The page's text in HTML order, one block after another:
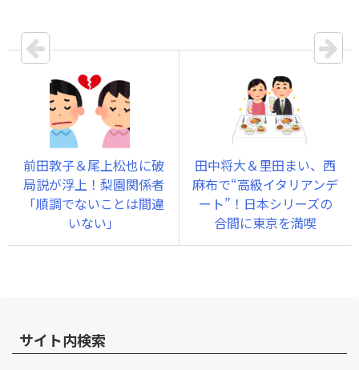
前田敦子＆尾上松也に破
局説が浮上！梨園関係者
「順調でないことは間違
いない」
田中将大＆里田まい、西
麻布で“高級イタリアンデ
ート”！日本シリーズの
合間に東京を満喫
サイト内検索